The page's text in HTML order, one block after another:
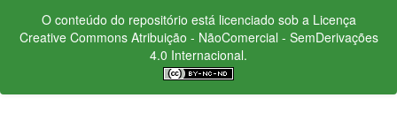
O conteúdo do repositório está licenciado sob a Licença
Creative CommonsAtribuição - NãoComercial - SemDerivações
4.0 Internacional.